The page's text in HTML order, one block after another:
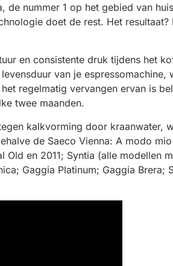
nummer 1 op het gebied van
doet de rest. Het
en consistente druk tijdens het
van je
regelmatig vervangen ervan is
twee maanden.
kalkvorming door kraanwater,
de Saeco Vienna: A modo
Old en 2011; Syntia (alle modellen
Gaggia Platinum; Gaggia Brera;